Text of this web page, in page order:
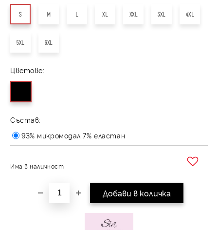
S M L XL XXL 3XL 4XL
5XL 6XL
Цветове:
Състав:
93% микромодал 7% еластан
Има в наличност